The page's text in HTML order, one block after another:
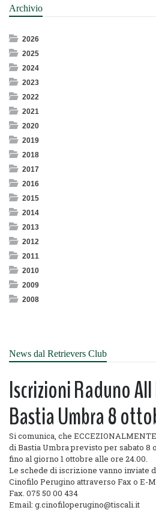
Archivio
2026
2025
2024
2023
2022
2021
2020
2019
2018
2017
2016
2015
2014
2013
2012
2011
2010
2009
2008
News dal Retrievers Club
Iscrizioni Raduno
Bastia Umbra 8
Si comunica, che
di Bastia Umbra previsto per sabato 8
fino al giorno 1 ottobre alle ore 24.00.
Le schede di iscrizione vanno inviate
Cinofilo Perugino attraverso Fax o E-
Fax. 075 50 00 434
Email: g.cinofiloperugino@tiscali.it